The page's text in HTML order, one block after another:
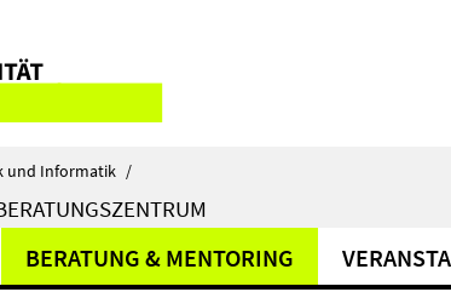
und Informatik /
BERATUNG & MENTORING